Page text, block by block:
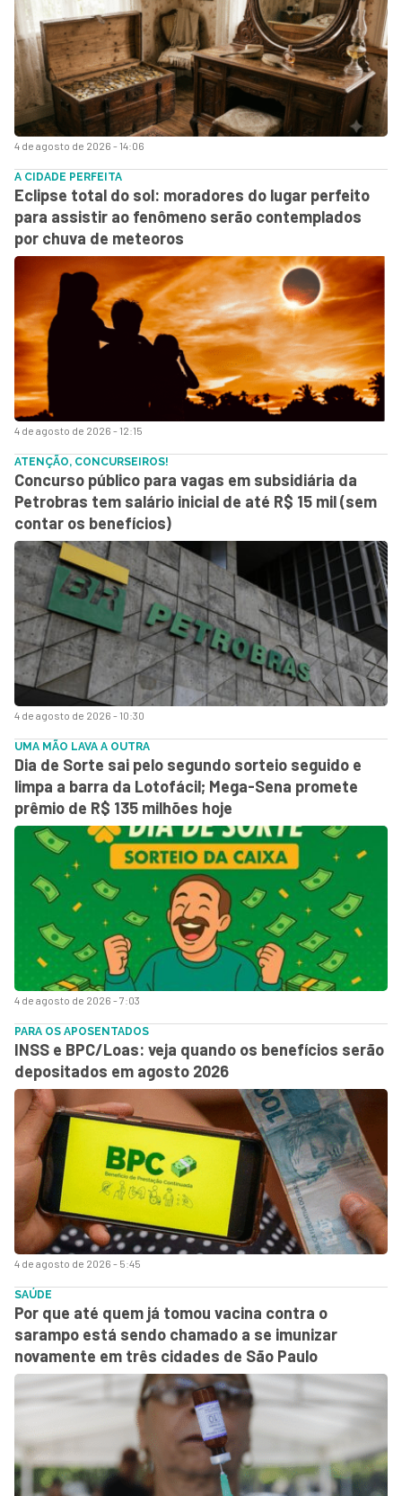
4 de agosto de 2026 - 14:06
4 de agosto de 2026 - 12:15
A CIDADE PERFEITA
Eclipse total do sol: moradores do lugar perfeito
para assistir ao fenômeno serão contemplados
por chuva de meteoros
4 de agosto de 2026 - 10:30
ATENÇÃO, CONCURSEIROS!
Concurso público para vagas em subsidiária da
Petrobras tem salário inicial de até R$ 15 mil (sem
contar os benefícios)
4 de agosto de 2026 - 7:03
UMA MÃO LAVA A OUTRA
Dia de Sorte sai pelo segundo sorteio seguido e
limpa a barra da Lotofácil; Mega-Sena promete
prêmio de R$ 135 milhões hoje
4 de agosto de 2026 - 5:45
PARA OS APOSENTADOS
INSS e BPC/Loas: veja quando os benefícios serão
depositados em agosto 2026
SAÚDE
Por que até quem já tomou vacina contra o
sarampo está sendo chamado a se imunizar
novamente em três cidades de São Paulo